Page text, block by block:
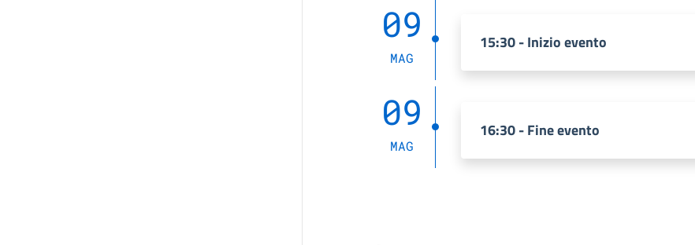
09
MAG
15:30 - Inizio evento
09
MAG
16:30 - Fine evento